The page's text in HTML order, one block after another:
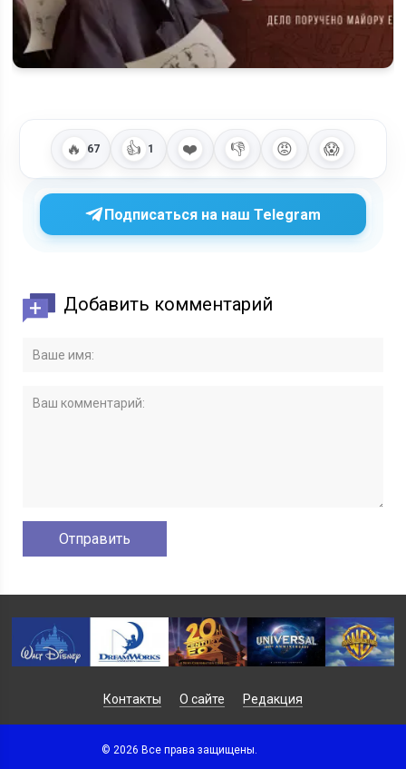
🔥 67 👍 1 ❤️ 👎 😡 😱
Подписаться на наш Telegram
Добавить комментарий
Контакты О сайте Редакция
© 2026 Все права защищены.